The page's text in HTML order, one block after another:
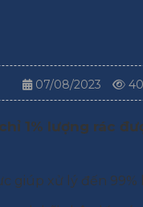
07/08/2023
1% lượng rác
giúp xử lý đến 99%